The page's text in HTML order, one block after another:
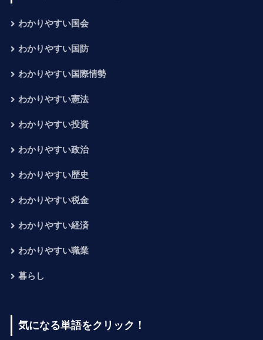
わかりやすい国会
わかりやすい国防
わかりやすい国際情勢
わかりやすい憲法
わかりやすい投資
わかりやすい政治
わかりやすい歴史
わかりやすい税金
わかりやすい経済
わかりやすい職業
暮らし
気になる単語をクリック！